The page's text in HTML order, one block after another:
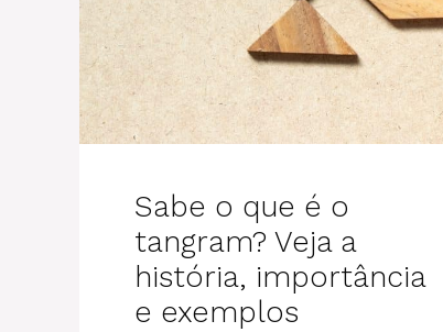
Sabe o que é o
tangram? Veja a
história, importância
e exemplos